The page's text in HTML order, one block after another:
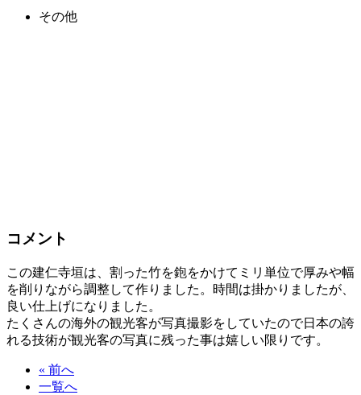
その他
コメント
この建仁寺垣は、割った竹を鉋をかけてミリ単位で厚みや幅
を削りながら調整して作りました。時間は掛かりましたが、
良い仕上げになりました。
たくさんの海外の観光客が写真撮影をしていたので日本の誇
れる技術が観光客の写真に残った事は嬉しい限りです。
« 前へ
一覧へ